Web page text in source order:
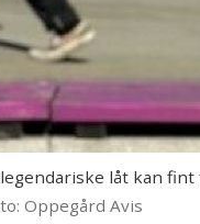
låt kan
Oppegård Avis